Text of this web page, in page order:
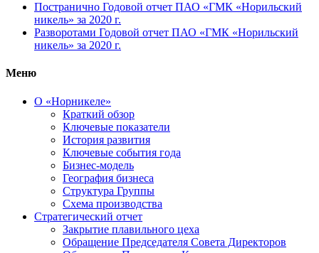
Постранично Годовой отчет ПАО «ГМК «Норильский
никель» за 2020 г.
Разворотами Годовой отчет ПАО «ГМК «Норильский
никель» за 2020 г.
Меню
О «Норникеле»
Краткий обзор
Ключевые показатели
История развития
Ключевые события года
Бизнес-модель
География бизнеса
Структура Группы
Схема производства
Стратегический отчет
Закрытие плавильного цеха
Обращение Председателя Совета Директоров